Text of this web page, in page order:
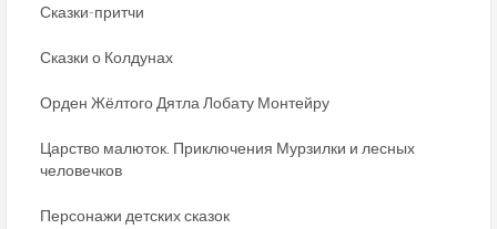
Сказки-притчи
Сказки о Колдунах
Орден Жёлтого Дятла Лобату Монтейру
Царство малюток. Приключения Мурзилки и лесных
человечков
Персонажи детских сказок